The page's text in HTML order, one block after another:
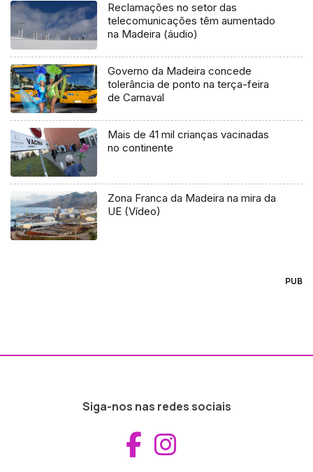
Reclamações no setor das
telecomunicações têm aumentado
na Madeira (áudio)
Governo da Madeira concede
tolerância de ponto na terça-feira
de Carnaval
Mais de 41 mil crianças vacinadas
no continente
Zona Franca da Madeira na mira da
UE (Vídeo)
PUB
Siga-nos nas redes sociais
Aceder ao